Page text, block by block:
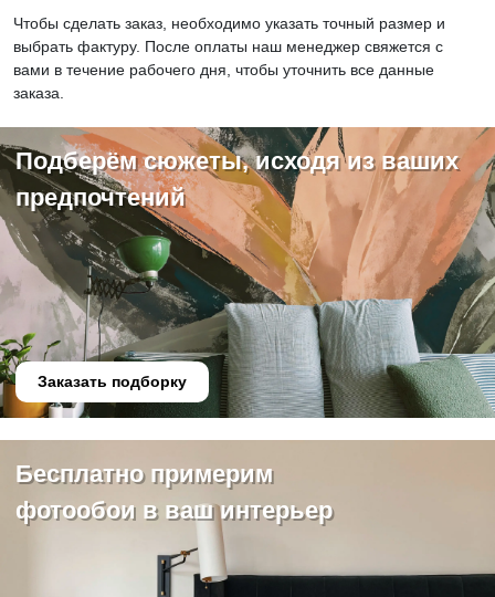
Чтобы сделать заказ, необходимо указать точный размер и
выбрать фактуру. После оплаты наш менеджер свяжется с
вами в течение рабочего дня, чтобы уточнить все данные
заказа.
Подберём сюжеты, исходя из ваших
предпочтений
Заказать подборку
Бесплатно примерим
фотообои в ваш интерьер